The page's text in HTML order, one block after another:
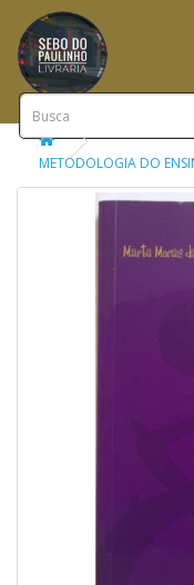
METODOLOGIA DO